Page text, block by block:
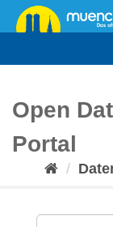
Überspringen
zum
Open
Portal